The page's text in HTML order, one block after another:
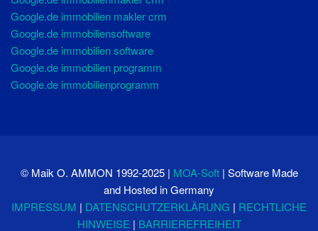
Google.de immobilien makler crm
Google.de immobiliensoftware
Google.de immobilien software
Google.de immobilien programm
Google.de immobilienprogramm
© Maik O. AMMON 1992-2025| MOA-Soft| Software Made
and Hosted in Germany
IMPRESSUM | DATENSCHUTZERKLÄRUNG | RECHTLICHE
HINWEISE | BARRIEREFREIHEIT